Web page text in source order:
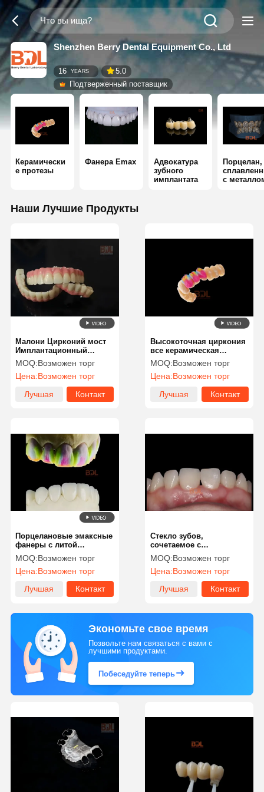
Shenzhen Berry Dental Equipment Co., Ltd
16 YEARS
5.0
Подтверженный поставщик
Керамически
е протезы
Фанера Emax
Адвокатура
зубного
имплантата
Порцелан,
с
Наши Лучшие Продукты
Малони Цирконий мост
Имплантационный
штанга для зубной
реставрации
MOQ:Возможен торг
Цена:Возможен торг
Лучшая
Контакт
Высокоточная циркония
все керамическая
корона с прозрачным и
влажным цветом
MOQ:Возможен торг
Цена:Возможен торг
Лучшая
Контакт
Порцелановые эмаксные
фанеры с литой
фарфором с
ультратонкой ручной
кладкой
MOQ:Возможен торг
Цена:Возможен торг
Лучшая
Контакт
Стекло зубов,
сочетаемое с
порцеланом,
сплавленным с
металлической короной,
с металлической
конструкцией COCr
MOQ:Возможен торг
Цена:Возможен торг
Лучшая
Контакт
Экономьте свое время
Позвольте нам связаться с вами с
лучшими продуктами.
Побеседуйте теперь